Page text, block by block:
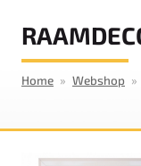
Home Webshop